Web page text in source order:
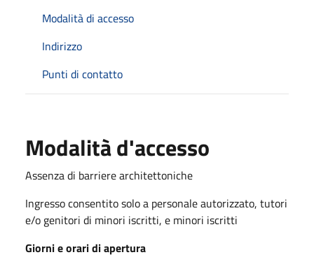
Modalità di accesso
Indirizzo
Punti di contatto
Modalità d'accesso
Assenza di barriere architettoniche
Ingresso consentito solo a personale autorizzato, tutori
e/o genitori di minori iscritti, e minori iscritti
Giorni e orari di apertura